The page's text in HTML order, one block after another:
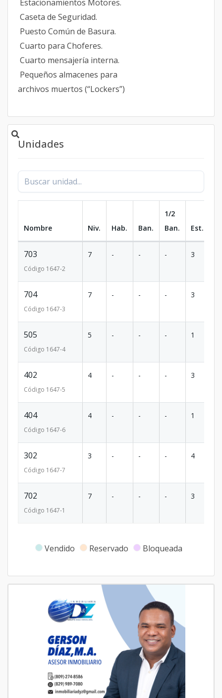
Estacionamientos Motores.
Caseta de Seguridad.
Puesto Común de Basura.
Cuarto para Choferes.
Cuarto mensajería interna.
Pequeños almacenes para
archivos muertos (“Lockers”)
Unidades
Nombre Niv. Hab. Ban.
1/2
Ban.
Est.
703
Código 1647-2
7 - - - 3
704
Código 1647-3
7 - - - 3
505
Código 1647-4
5 - - - 1
402
Código 1647-5
4 - - - 3
404
Código 1647-6
4 - - - 1
302
Código 1647-7
3 - - - 4
702
Código 1647-1
7 - - - 3
Vendido Reservado Bloqueada